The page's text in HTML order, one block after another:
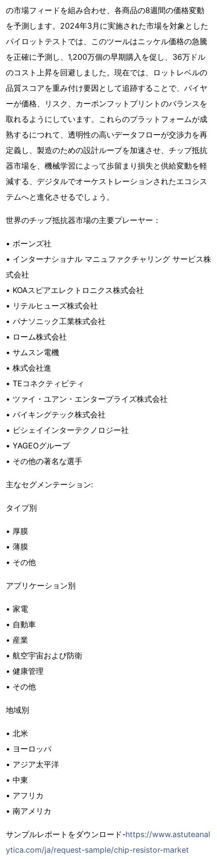
の市場フィードを組み合わせ、各商品の8週間の価格変動
を予測します。2024年3月に実施された市場を対象とした
パイロットテストでは、このツールはニッケル価格の急騰
を正確に予測し、1,200万個の早期購入を促し、36万ドル
のコスト上昇を回避しました。現在では、ロットレベルの
品質スコアを重み付け要因として追跡することで、バイヤ
ーが価格、リスク、カーボンフットプリントのバランスを
取れるようにしています。これらのプラットフォームが成
熟するにつれて、透明性の高いデータフローが交渉力を再
定義し、製造のための設計ループを加速させ、チップ抵抗
器市場を、機械学習によって歩留まり損失と供給変動を軽
減する、デジタルでオーケストレーションされたエコシス
テムへと進化させるでしょう。
世界のチップ抵抗器市場の主要プレーヤー：
• ボーンズ社
• インターナショナル マニュファクチャリング サービス株
式会社
• KOAスピアエレクトロニクス株式会社
• リテルヒューズ株式会社
• パナソニック工業株式会社
• ローム株式会社
• サムスン電機
• 株式会社進
• TEコネクティビティ
• ツァイ・ユアン・エンタープライズ株式会社
• バイキングテック株式会社
• ビシェイインターテクノロジー社
• YAGEOグループ
• その他の著名な選手
主なセグメンテーション:
タイプ別
• 厚膜
• 薄膜
• その他
アプリケーション別
• 家電
• 自動車
• 産業
• 航空宇宙および防衛
• 健康管理
• その他
地域別
• 北米
• ヨーロッパ
• アジア太平洋
• 中東
• アフリカ
• 南アメリカ
サンプルレポートをダウンロード-https://www.astuteanal
ytica.com/ja/request-sample/chip-resistor-market